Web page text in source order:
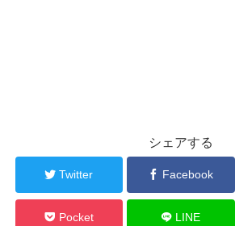
シェアする
Twitter Facebook
Pocket LINE